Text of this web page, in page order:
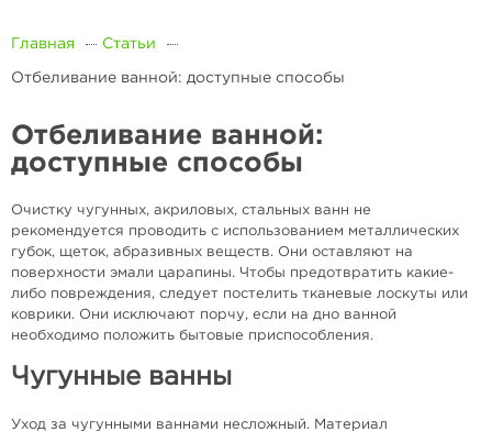
Главная Статьи
Отбеливание ванной: доступные способы
Отбеливание ванной:
доступные способы
Очистку чугунных, акриловых, стальных ванн не
рекомендуется проводить с использованием металлических
губок, щеток, абразивных веществ. Они оставляют на
поверхности эмали царапины. Чтобы предотвратить какие-
либо повреждения, следует постелить тканевые лоскуты или
коврики. Они исключают порчу, если на дно ванной
необходимо положить бытовые приспособления.
Чугунные ванны
Уход за чугунными ваннами несложный. Материал